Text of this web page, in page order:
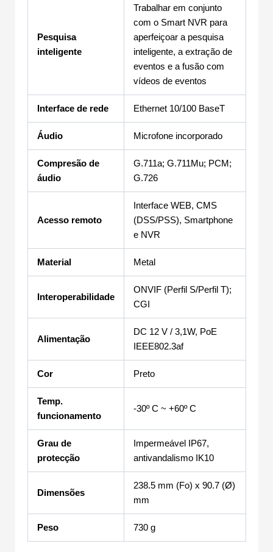
Pesquisa
inteligente
Trabalhar em conjunto
com o Smart NVR para
aperfeiçoar a pesquisa
inteligente, a extração de
eventos e a fusão com
vídeos de eventos
Interface de rede Ethernet 10/100 BaseT
Áudio Microfone incorporado
Compresão de
áudio
G.711a; G.711Mu; PCM;
G.726
Acesso remoto
Interface WEB, CMS
(DSS/PSS), Smartphone
e NVR
Material Metal
Interoperabilidade
ONVIF (Perfil S/Perfil T);
CGI
Alimentação
DC 12 V / 3,1W, PoE
IEEE802.3af
Cor Preto
Temp.
funcionamento
-30º C ~ +60º C
Grau de
protecção
Impermeável IP67,
antivandalismo IK10
Dimensões
238.5 mm (Fo) x 90.7 (Ø)
mm
Peso 730 g